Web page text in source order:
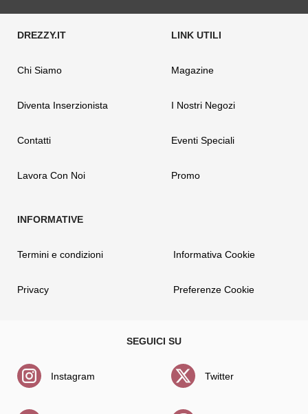
Chi Siamo
Diventa Inserzionista
Contatti
Lavora Con Noi
Magazine
I Nostri Negozi
Eventi Speciali
Promo
Termini e condizioni
Privacy
Informativa Cookie
Preferenze Cookie
Instagram Twitter